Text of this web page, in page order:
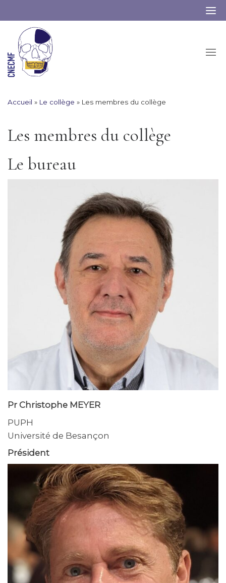
content
Accueil » Le collège » Les membres du collège
Les membres du collège
Le bureau
Pr Christophe MEYER
PUPH
Université de Besançon
Président